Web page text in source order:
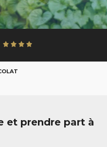
et prendre part à